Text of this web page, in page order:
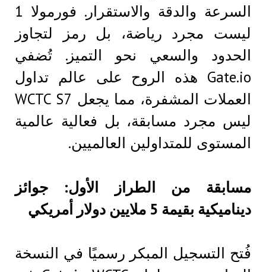
السرعة والدقة والاستقرار. فورمولا 1
ليست مجرد رياضة، بل رمز لتجاوز
الحدود والسعي نحو التميز. تُضفي
Gate.io هذه الروح على عالم تداول
العملات المشفرة، مما يجعل WCTC S7
ليس مجرد مسابقة، بل فعالية عالمية
المستوى للمتداولين العالميين.
مسابقة من الطراز الأول: جوائز
ديناميكية بقيمة 5 ملايين دولار أمريكي
فُتح التسجيل المبكر رسميًا في النسخة